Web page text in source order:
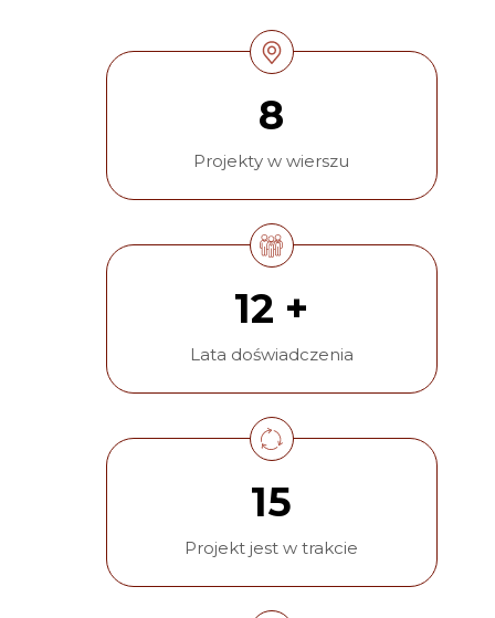
8
Projekty w wierszu
12 +
Lata doświadczenia
15
Projekt jest w trakcie